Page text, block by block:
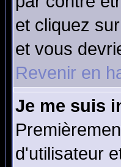
et cliquez sur
et vous
Revenir en
Je me suis
d'utilisateur